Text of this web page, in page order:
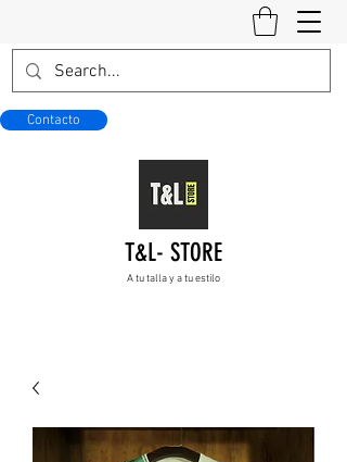
Contacto
T&L- STORE
A tu talla y a tu estilo